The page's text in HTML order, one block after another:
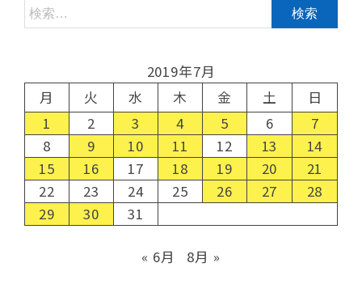
2019年7月
月
火 水 木 金 土
日
1
2 3 4 5 6
7
8
9 10 11 12 13
14
15
16 17 18 19 20
21
22
23 24 25 26 27
28
29
30 31
« 6月 8月 »